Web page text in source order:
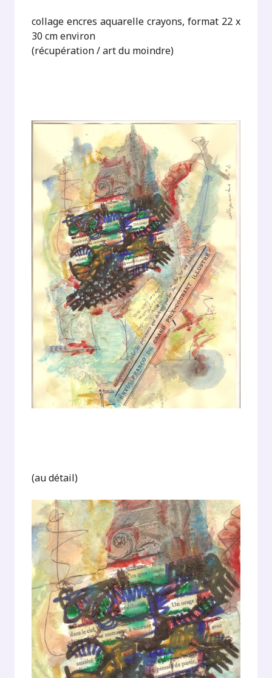
collage encres aquarelle crayons, format 22 x
30 cm environ
(récupération / art du moindre)
(au détail)